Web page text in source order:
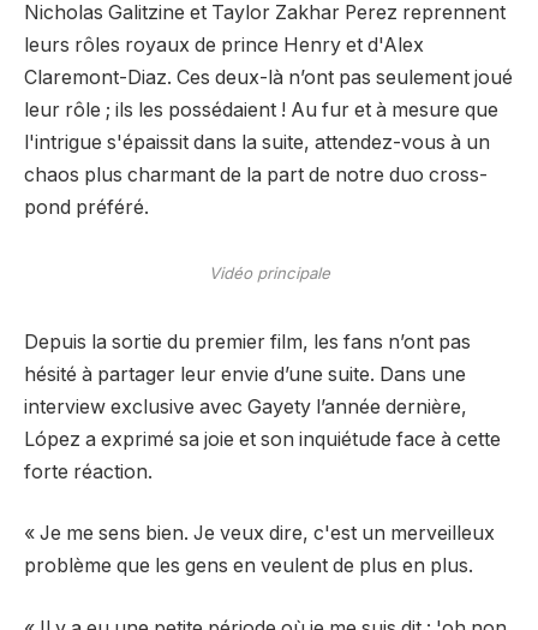
Nicholas Galitzine et Taylor Zakhar Perez reprennent
leurs rôles royaux de prince Henry et d'Alex
Claremont-Diaz. Ces deux-là n’ont pas seulement joué
leur rôle ; ils les possédaient ! Au fur et à mesure que
l'intrigue s'épaissit dans la suite, attendez-vous à un
chaos plus charmant de la part de notre duo cross-
pond préféré.
Vidéo principale
Depuis la sortie du premier film, les fans n’ont pas
hésité à partager leur envie d’une suite. Dans une
interview exclusive avec Gayety l’année dernière,
López a exprimé sa joie et son inquiétude face à cette
forte réaction.
« Je me sens bien. Je veux dire, c'est un merveilleux
problème que les gens en veulent de plus en plus.